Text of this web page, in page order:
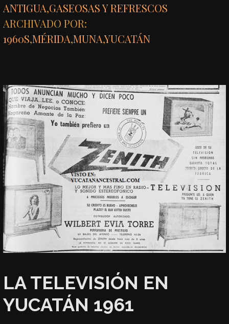
ANTIGUA,GASEOSAS Y REFRESCOS
ARCHIVADO POR:
1960S,MÉRIDA,MUNA,YUCATÁN
LA TELEVISIÓN EN
YUCATÁN 1961